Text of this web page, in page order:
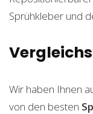
Sprühkleber und
Wir haben Ihnen
von den besten